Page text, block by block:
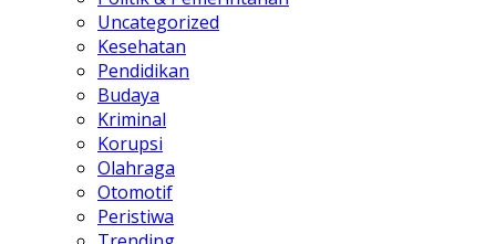
Uncategorized
Kesehatan
Pendidikan
Budaya
Kriminal
Korupsi
Olahraga
Otomotif
Peristiwa